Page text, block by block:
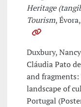
Heritage
Tourism,
Duxbury,
Cláudia Pato
and
landscape of
Portugal